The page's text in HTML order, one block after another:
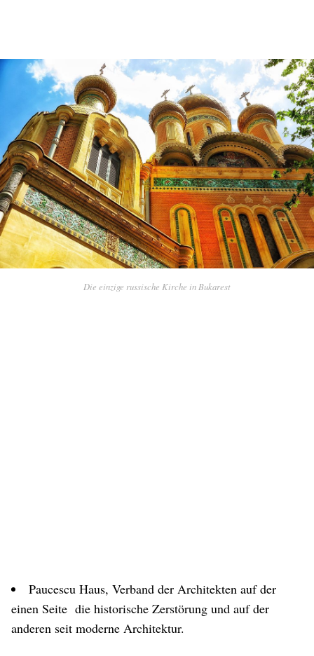
Fischbach‘s Reisen
Fischbach‘s Reisen
Die einzige russische Kirche in Bukarest
Paucescu Haus, Verband der Architekten auf der
einen Seite die historische Zerstörung und auf der
anderen seit moderne Architektur.
Fischbach‘s Reisen